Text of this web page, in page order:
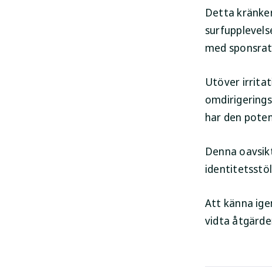
Detta
med
Utöver
har den
Denna
Att känna
vidta